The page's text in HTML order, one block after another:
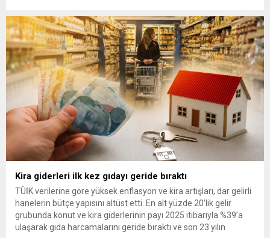
Kars ve Van olmak üzere toplam 12 ilde yerel...
Kira giderleri ilk kez gıdayı geride bıraktı
TÜİK verilerine göre yüksek enflasyon ve kira artışları, dar gelirli
hanelerin bütçe yapısını altüst etti. En alt yüzde 20’lik gelir
grubunda konut ve kira giderlerinin payı 2025 itibarıyla %39’a
ulaşarak gıda harcamalarını geride bıraktı ve son 23 yılın